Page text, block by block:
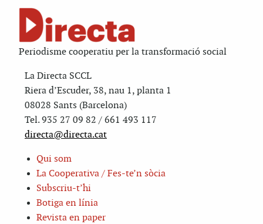
Periodisme cooperatiu per la transformació social
La Directa SCCL
Riera d’Escuder, 38, nau 1, planta 1
08028 Sants (Barcelona)
Tel. 935 27 09 82 / 661 493 117
directa@directa.cat
Qui som
La Cooperativa / Fes-te’n sòcia
Subscriu-t’hi
Botiga en línia
Revista en paper